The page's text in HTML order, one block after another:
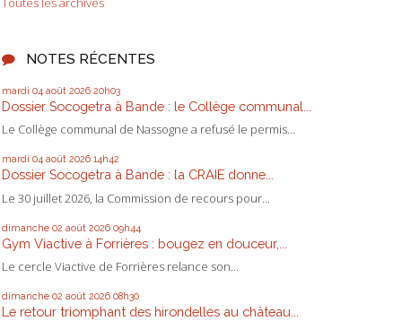
NOTES RÉCENTES
mardi 04 août 2026 20h03
Dossier Socogetra à Bande : le Collège communal...
Le Collège communal de Nassogne a refusé le permis...
mardi 04 août 2026 14h42
Dossier Socogetra à Bande : la CRAIE donne...
Le 30 juillet 2026, la Commission de recours pour...
dimanche 02 août 2026 09h44
Gym Viactive à Forrières : bougez en douceur,...
Le cercle Viactive de Forrières relance son...
dimanche 02 août 2026 08h30
Le retour triomphant des hirondelles au château...